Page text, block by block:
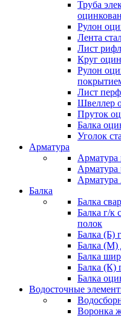
Труба
Рулон
Лента
Лист
Круг
Рулон
Лист
Швеллер
Пруток
Балка
Уголок
Арматура
Арматура
Балка
Балка
Балка г/к
полок
Балка (Б)
Балка (М)
Балка
Балка (К)
Балка
Водосточные
Воронка